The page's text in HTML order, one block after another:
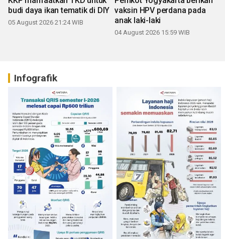
budi daya ikan tematik di DIY
05 August 2026 21:24 WIB
vaksin HPV perdana pada
anak laki-laki
04 August 2026 15:59 WIB
Infografik